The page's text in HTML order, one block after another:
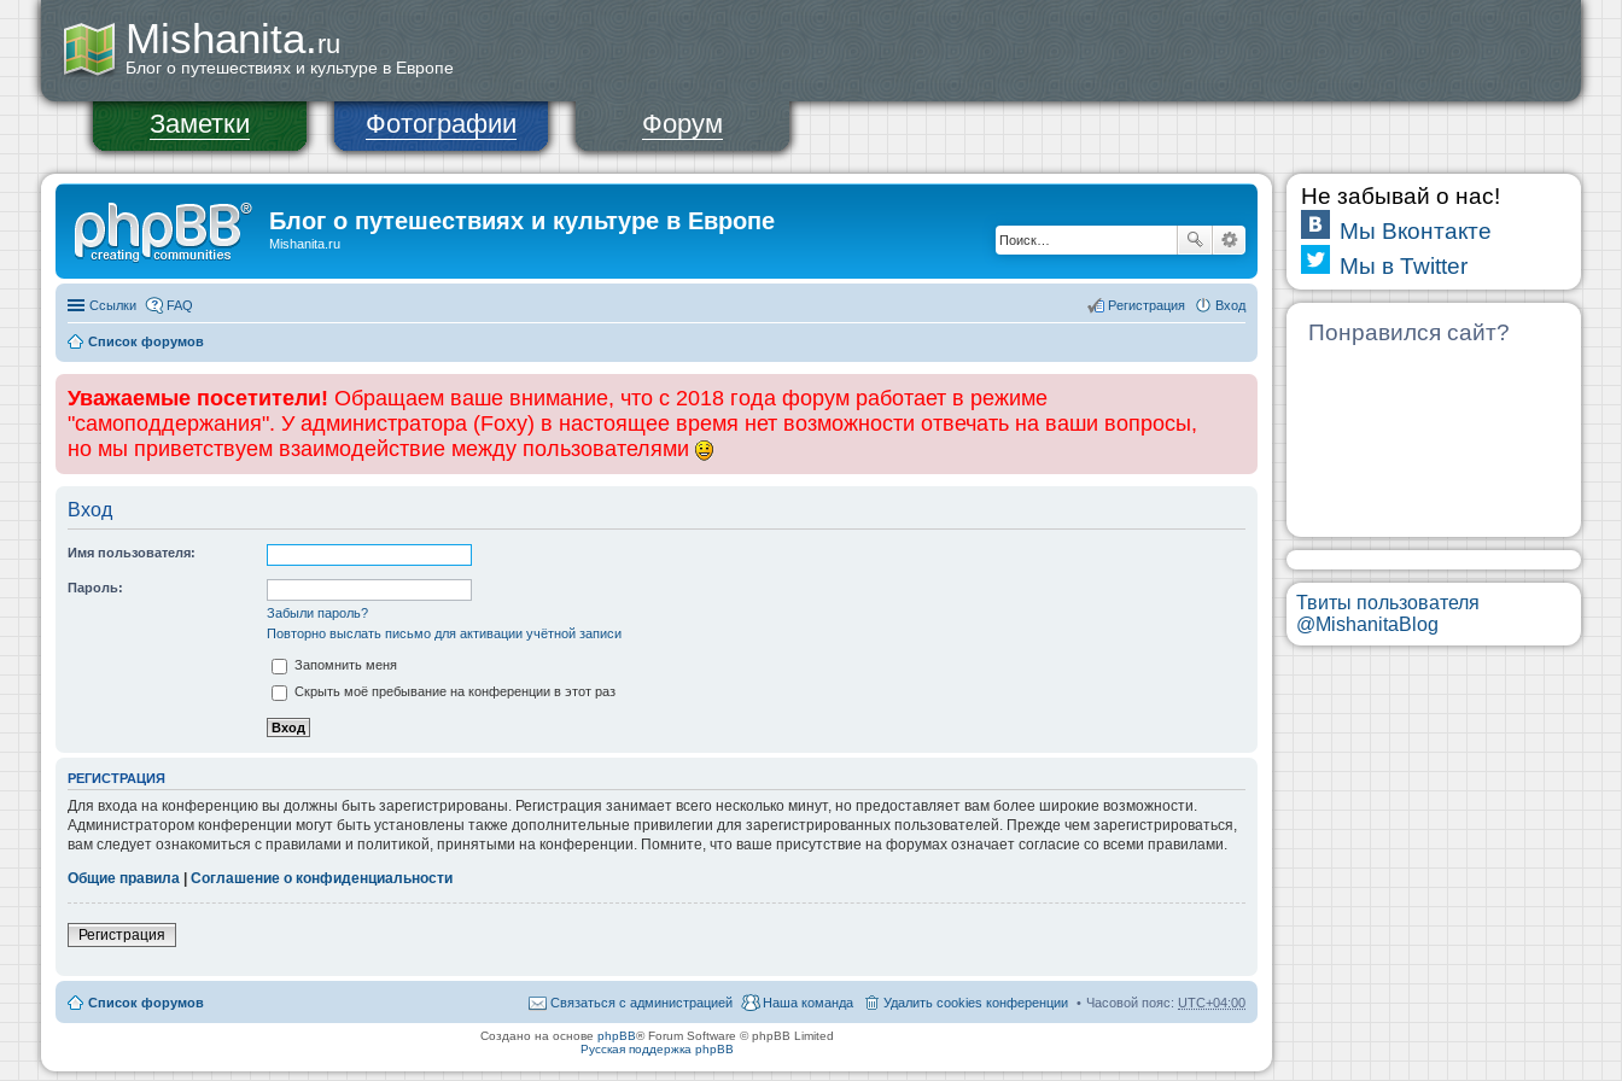
Mishanita.ru
Блог о путешествиях и культуре в Европе
Заметки Фотографии Форум
Блог о путешествиях и культуре в Европе
Mishanita.ru
Ссылки FAQ Вход
Регистрация
Список форумов
Уважаемые посетители! Обращаем ваше внимание, что с 2018 года форум работает в режиме
"самоподдержания". У администратора (Foxy) в настоящее время нет возможности отвечать на ваши вопросы,
но мы приветствуем взаимодействие между пользователями
Вход
Имя пользователя:
Пароль:
Забыли пароль?
Повторно выслать письмо для активации учётной записи
Запомнить меня
Скрыть моё пребывание на конференции в этот раз
РЕГИСТРАЦИЯ
Для входа на конференцию вы должны быть зарегистрированы. Регистрация занимает всего несколько минут, но предоставляет вам более широкие возможности.
Администратором конференции могут быть установлены также дополнительные привилегии для зарегистрированных пользователей. Прежде чем зарегистрироваться,
вам следует ознакомиться с правилами и политикой, принятыми на конференции. Помните, что ваше присутствие на форумах означает согласие со всеми правилами.
Общие правила
Соглашение о конфиденциальности
Регистрация
Список форумов Часовой пояс: UTC+04:00
Удалить cookies конференции
Наша команда
Связаться с администрацией
Создано на основе phpBB® Forum Software © phpBB Limited
Русская поддержка phpBB
Не забывай о нас!
Мы Вконтакте
Мы в Twitter
Понравился сайт?
Твиты пользователя
@MishanitaBlog